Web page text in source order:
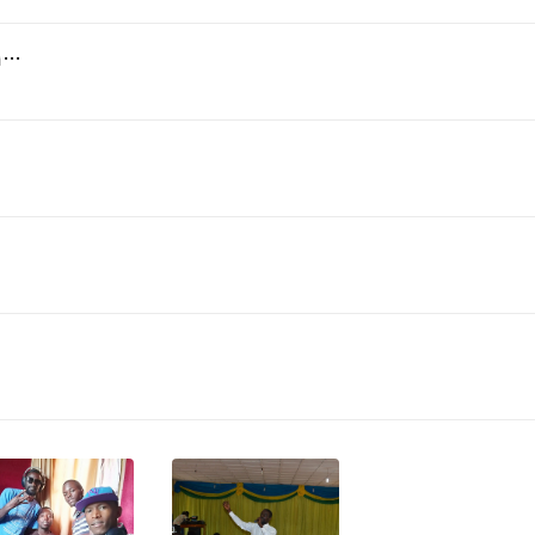
Das Land des Lächelns, Act 2: "Dein ist mein ganzes Herz" (Sou-Chong)